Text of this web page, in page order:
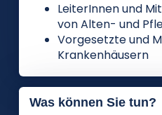
LeiterInnen und
von Alten- und
Vorgesetzte und
Krankenhäusern
Was können Sie tun?